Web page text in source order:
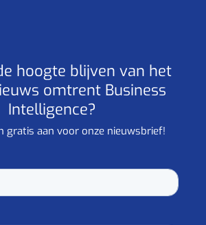
hoogte blijven van het
omtrent Business
Intelligence?
gratis aan voor onze nieuwsbrief!